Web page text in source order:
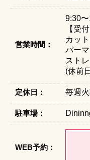
営業時間：
9:30
【受
カッ
パー
スト
(休前
定休日： 毎週
駐車場：
WEB予約：